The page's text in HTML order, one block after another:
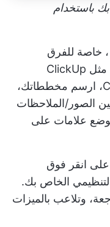
باستخدام
، خاصة للفرق
مثل ClickUp
. باستخدام ClickUp، ارسم مخططاتك،
الصور/الملاحظات
علامات على
على انقر فوق
الخاص بك.
وتلاعب بالميزات